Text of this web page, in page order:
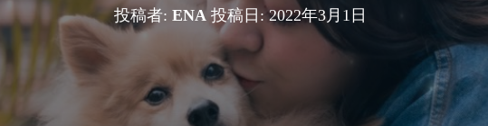
投稿者: ENA投稿日:2022年3月1日